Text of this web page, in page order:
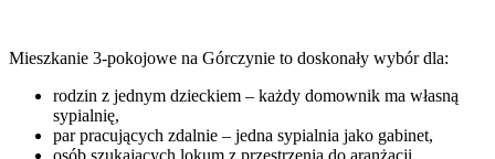
Mieszkanie 3-pokojowe na Górczynie to doskonały wybór dla:
rodzin z jednym dzieckiem – każdy domownik ma własną
sypialnię,
par pracujących zdalnie – jedna sypialnia jako gabinet,